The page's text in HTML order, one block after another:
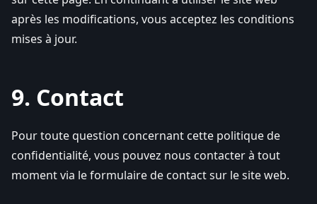
après les modifications, vous acceptez les conditions
mises à jour.
9. Contact
Pour toute question concernant cette politique de
confidentialité, vous pouvez nous contacter à tout
moment via le formulaire de contact sur le site web.